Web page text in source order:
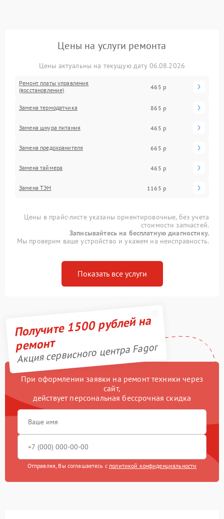
Цены на услуги ремонта
Цены актуальны на текущую дату 06.08.2026
Ремонт платы управления
(восстановление)
465 р
Замена термодатчика 865 р
Замена шнура питания 465 р
Замена предохранителя 665 р
Замена таймера 465 р
Замена ТЭН 1165 р
Цены в прайс-листе указаны ориентировочные, без учета
стоимости запчастей.
Записывайтесь на бесплатную диагностику.
Мы проверим ваше устройство и укажем на неисправность.
Показать все услуги
Получите 1500 рублей на
ремонт
Акция сервисного центра Fagor
При оформлении заявки на ремонт техники через
сайт,
действует персональная бессрочная скидка
Отправляя, Вы соглашаетесь с политикой конфиденциальности